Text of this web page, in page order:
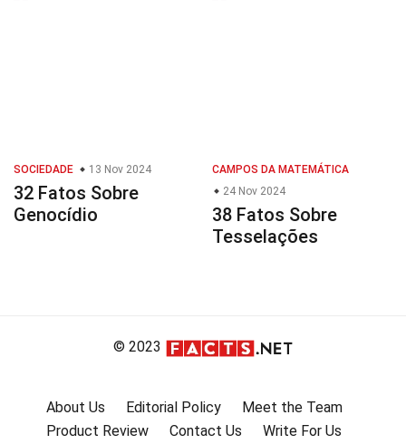
SOCIEDADE 13 Nov 2024
32 Fatos Sobre
Genocídio
CAMPOS DA MATEMÁTICA
24 Nov 2024
38 Fatos Sobre
Tesselações
© 2023
About Us Editorial Policy
Meet the Team
Product Review
Contact Us
Write For Us